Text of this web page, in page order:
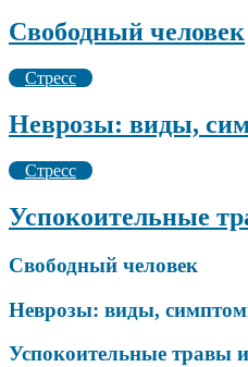
Свободный человек
Стресс
Неврозы: виды,
Стресс
Успокоительные
Свободный человек
Неврозы: виды,
Успокоительные травы